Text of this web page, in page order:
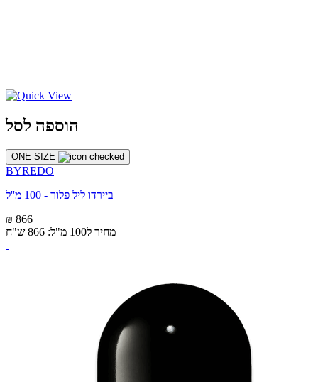
הוספה לסל
ONE SIZE
BYREDO
ביירדו ליל פלור - 100 מ''ל
₪ 866
מחיר ל100 מ"ל: 866 ש"ח